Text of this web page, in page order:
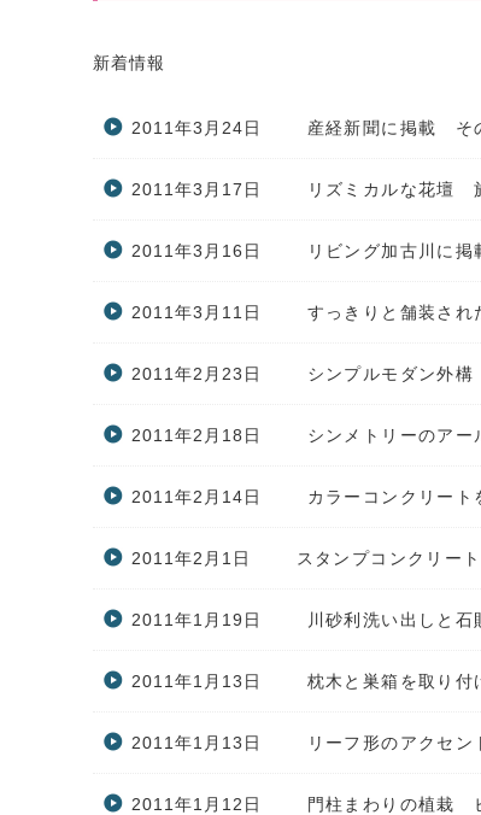
新着情報
2011年3月24日 産経新聞に掲載 そ
2011年3月17日 リズミカルな花壇
2011年3月16日 リビング加古川に
2011年3月11日 すっきりと舗装さ
2011年2月23日 シンプルモダン外
2011年2月18日 シンメトリーのア
2011年2月14日 カラーコンクリー
2011年2月1日 スタンプコンクリー
2011年1月19日 川砂利洗い出しと
2011年1月13日 枕木と巣箱を取り
2011年1月13日 リーフ形のアクセ
2011年1月12日 門柱まわりの植栽